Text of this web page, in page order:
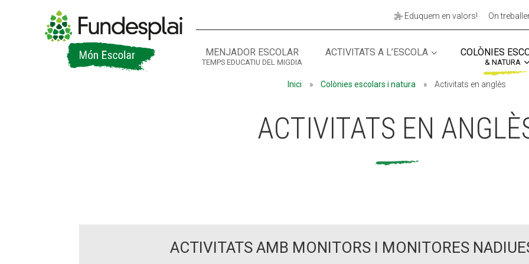
Eduquem en valors! On
MENJADOR ESCOLAR
TEMPS EDUCATIU DEL MIGDIA
ACTIVITATS A L’ESCOLA COLÒNIES
& NATURA
Inici » Colònies escolars i natura » Activitats en anglès
ACTIVITATS EN
ACTIVITATS AMB MONITORS I MONITORES
ACTIVITATS D'ESTIU MÓN ESCOLAR ALBERG
ACCIÓ SOCIAL I JOVES ESPLAIS
CONEIX FUNDESPLAI
La Fundació
ACTUALITAT
Notícies